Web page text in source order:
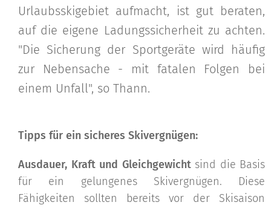
Urlaubsskigebiet aufmacht, ist gut beraten,
auf die eigene Ladungssicherheit zu achten.
"Die Sicherung der Sportgeräte wird häufig
zur Nebensache - mit fatalen Folgen bei
einem Unfall", so Thann.
Tipps für ein sicheres Skivergnügen:
Ausdauer, Kraft und Gleichgewichtsind die Basis
für ein gelungenes Skivergnügen. Diese
Fähigkeiten sollten bereits vor der Skisaison